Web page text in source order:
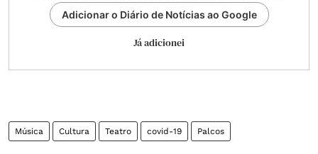
Adicionar o Diário de Notícias ao Google
Já adicionei
Música Cultura Teatro covid-19 Palcos